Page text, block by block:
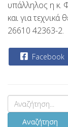
υπάλληλος η κ.
και για
26610 42363-2.
Facebook
Αναζήτηση